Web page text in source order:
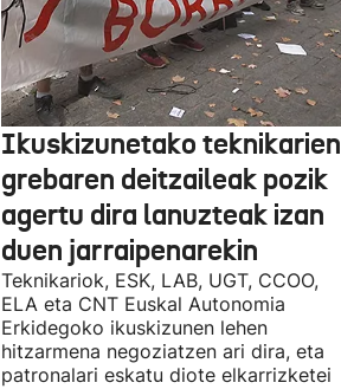
Ikuskizunetako teknikarien
grebaren deitzaileak pozik
agertu dira lanuzteak izan
duen jarraipenarekin
Teknikariok, ESK, LAB, UGT, CCOO,
ELA eta CNT Euskal Autonomia
Erkidegoko ikuskizunen lehen
hitzarmena negoziatzen ari dira, eta
patronalari eskatu diote elkarrizketei